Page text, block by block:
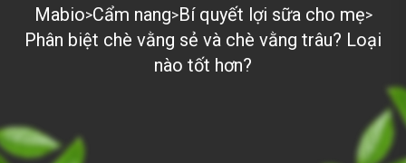
Mabio>Cẩm nang>Bí quyết lợi sữa cho mẹ>
Phân biệt chè vằng sẻ và chè vằng trâu? Loại
nào tốt hơn?